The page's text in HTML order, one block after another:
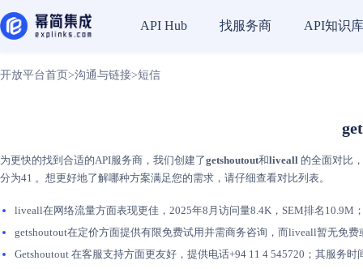
API Hub 找服务商 API知识库
开放平台首页 >沟通与链接>短信
为更快的找到合适的API服务商，我们创建了getshoutout和liveall 的全面对比
分为41 。想更好地了解哪种方案满足您的需求，请仔细查看对比列表。
liveall在网络流量方面表现更佳，2025年8月访问量8.4K，SEM排名10.9M
getshoutout在定价方面提供有限免费试用并需商务咨询，而liveall暂无免
Getshoutout 在客服支持方面更友好，提供电话+94 11 4 545720；其服务